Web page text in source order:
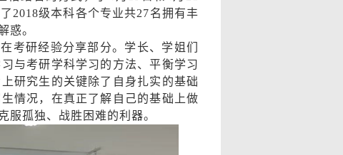
2018级本科各个专业共27名拥有丰
惑。
考研经验分享部分。学长、学姐们
与考研学科学习的方法、平衡学习
研究生的关键除了自身扎实的基础
情况，在真正了解自己的基础上做
服孤独、战胜困难的利器。